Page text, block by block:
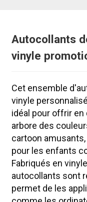
Autocollants
vinyle
Cet ensemble
vinyle
idéal pour offrir en
arbore des
cartoon
pour les enfants
Fabriqués en
autocollants sont
permet de les